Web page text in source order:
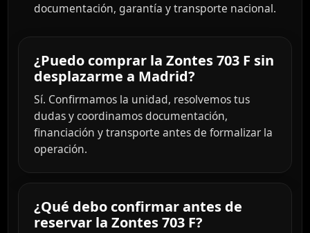
documentación, garantía y transporte nacional.
¿Puedo comprar la Zontes 703 F sin
desplazarme a Madrid?
Sí. Confirmamos la unidad, resolvemos tus
dudas y coordinamos documentación,
financiación y transporte antes de formalizar la
operación.
¿Qué debo confirmar antes de
reservar la Zontes 703 F?